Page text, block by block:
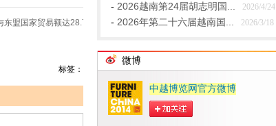
东盟国家贸易额达28.7亿美元
标签：
- 2026越南第24届胡志明国... 2026/4/24
- 2026年第二十六届越南国... 2026/3/18
微博
中越博览网官方微博